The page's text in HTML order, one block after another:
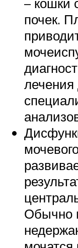
почек.
Обычно